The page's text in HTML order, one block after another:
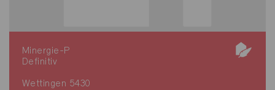
Minergie-P
Definitiv
Wettingen 5430